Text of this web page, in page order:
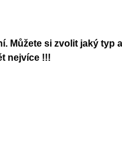
Můžete si zvolit jaký typ
nejvíce !!!